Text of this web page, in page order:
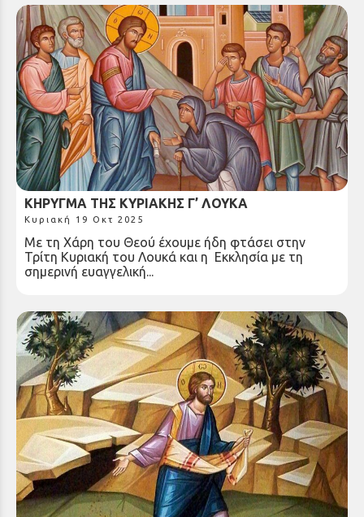
ΚΗΡΥΓΜΑ ΤΗΣ ΚΥΡΙΑΚΗΣ Γ’ ΛΟΥΚΑ
Κυριακή 19 Οκτ 2025
Με τη Χάρη του Θεού έχουμε ήδη φτάσει στην
Τρίτη Κυριακή του Λουκά και η Εκκλησία με τη
σημερινή ευαγγελική...
ΚΗΡΥΓΜΑ ΤΗΣ ΚΥΡΙΑΚΗΣ Δ’ ΛΟΥΚΑ